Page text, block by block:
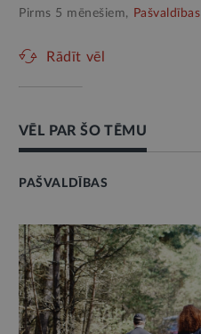
Pirms 5 mēnešiem, Pašvaldības
Rādīt vēl
VĒL PAR ŠO TĒMU
PAŠVALDĪBAS